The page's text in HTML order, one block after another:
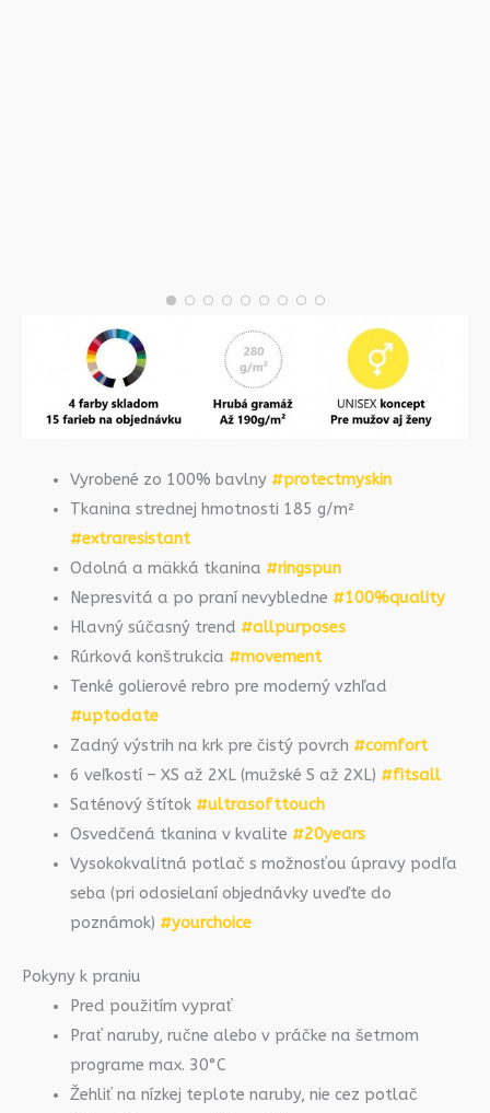
Vyrobené zo 100% bavlny #protectmyskin
Tkanina strednej hmotnosti 185 g/m²
#extraresistant
Odolná a mäkká tkanina #ringspun
Nepresvitá a po praní nevybledne #100%quality
Hlavný súčasný trend #allpurposes
Rúrková konštrukcia #movement
Tenké golierové rebro pre moderný vzhľad
#uptodate
Zadný výstrih na krk pre čistý povrch #comfort
6 veľkostí – XS až 2XL (mužské S až 2XL) #fitsall
Saténový štítok #ultrasofttouch
Osvedčená tkanina v kvalite #20years
Vysokokvalitná potlač s možnosťou úpravy podľa
seba (pri odosielaní objednávky uveďte do
poznámok) #yourchoice
Pokyny k praniu
Pred použitím vyprať
Prať naruby, ručne alebo v práčke na šetrnom
programe max. 30°C
Žehliť na nízkej teplote naruby, nie cez potlač